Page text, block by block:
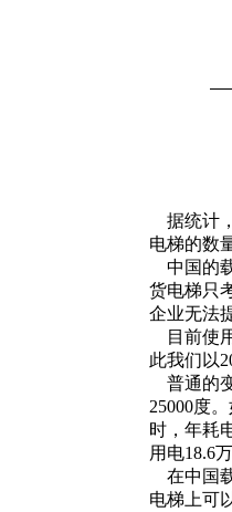
据统计
电梯的数
中国的
货电梯只
企业无法
目前使
此我们以
普通的
25000度
时，年耗
用电18.6
在中国
电梯上可